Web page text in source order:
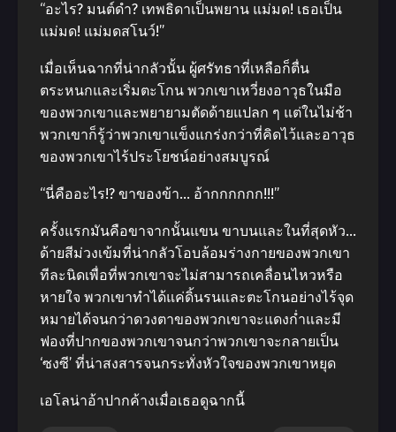
“อะไร? มนต์ดำ? เทพธิดาเป็นพยาน แม่มด! เธอเป็น
แม่มด! แม่มดสโนว์!”
เมื่อเห็นฉากที่น่ากลัวนั้น ผู้ศรัทธาที่เหลือก็ตื่น
ตระหนกและเริ่มตะโกน พวกเขาเหวี่ยงอาวุธในมือ
ของพวกเขาและพยายามตัดด้ายแปลก ๆ แต่ในไม่ช้า
พวกเขาก็รู้ว่าพวกเขาแข็งแกร่งกว่าที่คิดไว้และอาวุธ
ของพวกเขาไร้ประโยชน์อย่างสมบูรณ์
“นี่คืออะไร!? ขาของข้า… อ้ากกกกกก!!!”
ครั้งแรกมันคือขาจากนั้นแขน ขาบนและในที่สุดหัว…
ด้ายสีม่วงเข้มที่น่ากลัวโอบล้อมร่างกายของพวกเขา
ทีละนิดเพื่อที่พวกเขาจะไม่สามารถเคลื่อนไหวหรือ
หายใจ พวกเขาทำได้แค่ดิ้นรนและตะโกนอย่างไร้จุด
หมายได้จนกว่าดวงตาของพวกเขาจะแดงก่ำและมี
ฟองที่ปากของพวกเขาจนกว่าพวกเขาจะกลายเป็น
‘ซงซี’ ที่น่าสงสารจนกระทั่งหัวใจของพวกเขาหยุด
เอโลน่าอ้าปากค้างเมื่อเธอดูฉากนี้